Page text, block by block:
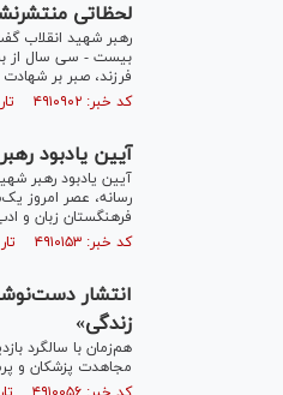
لحظاتی
رهبر شهید انقلاب
بیست - سی سال از بس
فرزند، صبر بر
کد خبر: ۴۹۱۰۹۰۲ تاریخ انتشار : ۱۴۰۵/۰۵/۰۹
آیین یادبود
آیین یادبود رهبر
فرهنگستان زبان و
کد خبر: ۴۹۱۰۱۵۳ تاریخ انتشار : ۱۴۰۵/۰۵/۰۴
انتشار
زندگی»
مجاهدت پزشکان و